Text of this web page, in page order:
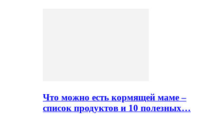
Что можно есть кормящей маме –
список продуктов и 10 полезных…